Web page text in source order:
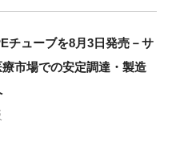
チューブを8月3日発売－サ
市場での安定調達・製造